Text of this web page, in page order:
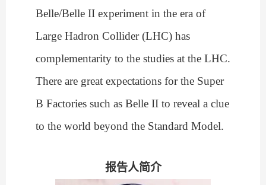
Belle/Belle II experiment in the era of
Large Hadron Collider (LHC) has
complementarity to the studies at the LHC.
There are great expectations for the Super
B Factories such as Belle II to reveal a clue
to the world beyond the Standard Model.
报告人简介